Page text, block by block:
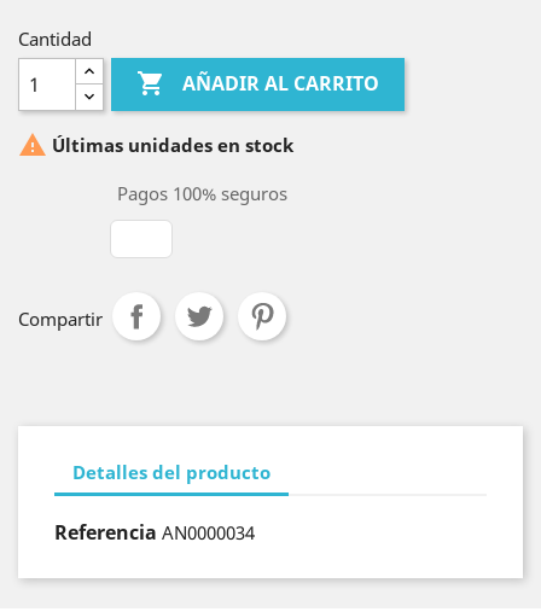
Cantidad
 AÑADIR AL CARRITO
 Últimas unidades en stock
Pagos 100% seguros
Compartir
Detalles del producto
Referencia AN0000034